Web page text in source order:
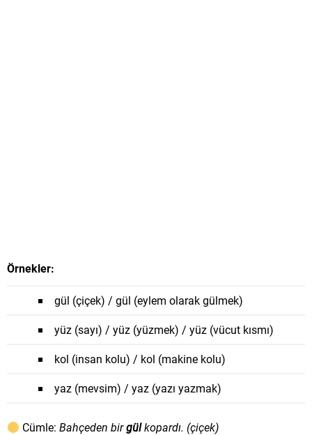
Örnekler:
gül (çiçek) / gül (eylem olarak gülmek)
yüz (sayı) / yüz (yüzmek) / yüz (vücut kısmı)
kol (insan kolu) / kol (makine kolu)
yaz (mevsim) / yaz (yazı yazmak)
Cümle:Bahçeden birgülkopardı. (çiçek)